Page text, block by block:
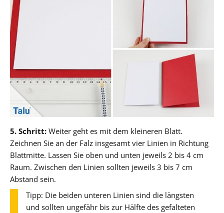
5. Schritt: Weiter geht es mit dem kleineren Blatt.
Zeichnen Sie an der Falz insgesamt vier Linien in Richtung
Blattmitte. Lassen Sie oben und unten jeweils 2 bis 4 cm
Raum. Zwischen den Linien sollten jeweils 3 bis 7 cm
Abstand sein.
Tipp: Die beiden unteren Linien sind die längsten
und sollten ungefähr bis zur Hälfte des gefalteten